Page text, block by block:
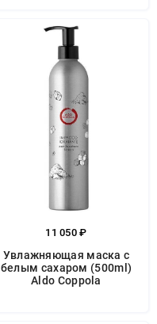
11 050 ₽
Увлажняющая маска с
белым сахаром (500ml)
Aldo Coppola